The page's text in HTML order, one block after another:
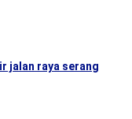
jalan raya serang